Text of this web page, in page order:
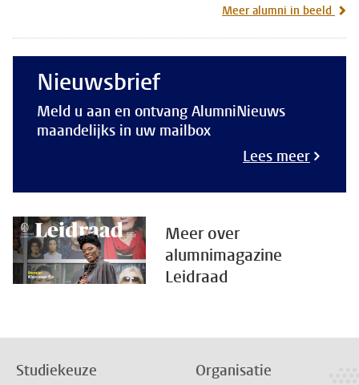
Meer alumni in beeld
Nieuwsbrief
Meld u aan en ontvang AlumniNieuws
maandelijks in uw mailbox
Lees meer
Meer over
alumnimagazine
Leidraad
Studiekeuze Organisatie